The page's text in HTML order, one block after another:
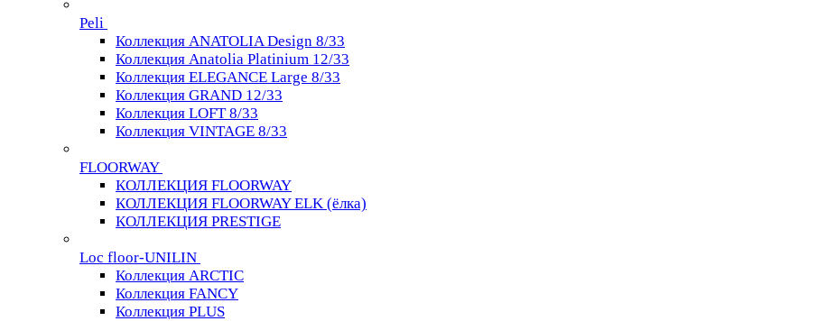
Peli
Коллекция ANATOLIA Design 8/33
Коллекция Anatolia Platinium 12/33
Коллекция ELEGANCE Large 8/33
Коллекция GRAND 12/33
Коллекция LOFT 8/33
Коллекция VINTAGE 8/33
FLOORWAY
КОЛЛЕКЦИЯ FLOORWAY
КОЛЛЕКЦИЯ FLOORWAY ELK (ёлка)
КОЛЛЕКЦИЯ PRESTIGE
Loс floor-UNILIN
Коллекция ARCTIС
Коллекция FANCY
Коллекция PLUS